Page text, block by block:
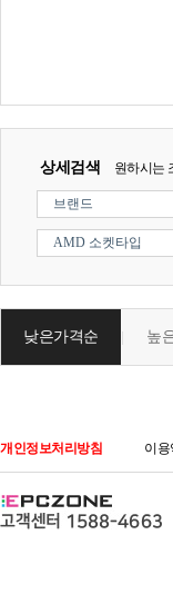
상세검색 원하시는
낮은가격순 높
개인정보처리방침 이용